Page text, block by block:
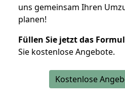
uns gemeinsam Ihren
planen!
Füllen Sie jetzt das
Sie kostenlose Angebote.
Kostenlose